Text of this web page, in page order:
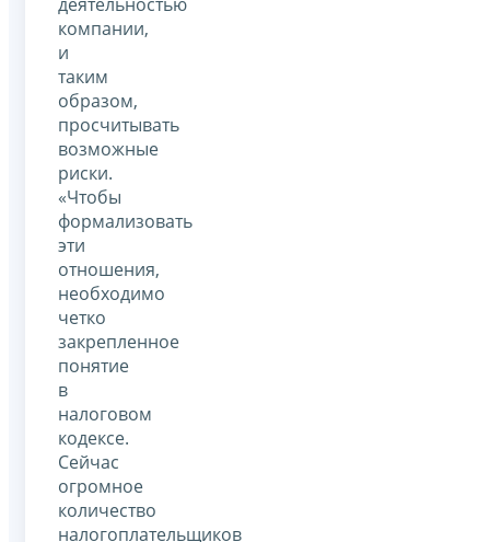
компании,
и
таким
образом,
просчитывать
возможные
риски.
«Чтобы
формализовать
эти
отношения,
необходимо
четко
закрепленное
понятие
в
налоговом
кодексе.
Сейчас
огромное
количество
налогоплательщиков